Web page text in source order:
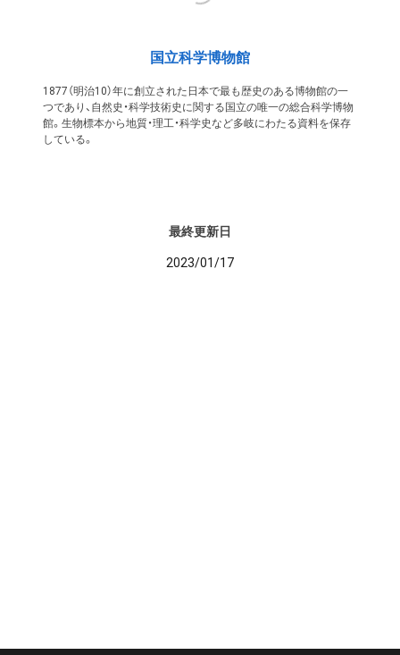
国立科学博物館
1877（明治10）年に創立された日本で最も歴史のある博物館の一
つであり、自然史・科学技術史に関する国立の唯一の総合科学博物
館。生物標本から地質・理工・科学史など多岐にわたる資料を保存
している。
最終更新日
2023/01/17